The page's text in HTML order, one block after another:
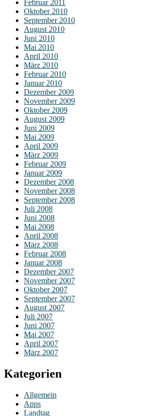
Februar 2011
Oktober 2010
September 2010
August 2010
Juni 2010
Mai 2010
April 2010
März 2010
Februar 2010
Januar 2010
Dezember 2009
November 2009
Oktober 2009
August 2009
Juni 2009
Mai 2009
April 2009
März 2009
Februar 2009
Januar 2009
Dezember 2008
November 2008
September 2008
Juli 2008
Juni 2008
Mai 2008
April 2008
März 2008
Februar 2008
Januar 2008
Dezember 2007
November 2007
Oktober 2007
September 2007
August 2007
Juli 2007
Juni 2007
Mai 2007
April 2007
März 2007
Kategorien
Allgemein
Apps
Landtag